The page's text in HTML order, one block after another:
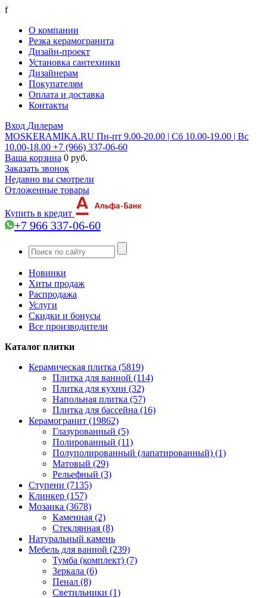
f
О компании
Резка керамогранита
Дизайн-проект
Установка сантехники
Дизайнерам
Покупателям
Оплата и доставка
Контакты
Вход Дилерам
MOSKERAMIKA.RU Пн-пт 9.00-20.00 | Сб 10.00-19.00 | Вс
10.00-18.00 +7 (966) 337-06-60
Ваша корзина 0 руб.
Заказать звонок
Недавно вы смотрели
Отложенные товары
Купить в кредит
+7 966 337-06-60
Новинки
Хиты продаж
Распродажа
Услуги
Скидки и бонусы
Все производители
Каталог плитки
Керамическая плитка (5819)
Плитка для ванной (114)
Плитка для кухни (32)
Напольная плитка (57)
Плитка для бассейна (16)
Керамогранит (19862)
Глазурованный (5)
Полированный (11)
Полуполированный (лапатированный) (1)
Матовый (29)
Рельефный (3)
Ступени (7135)
Клинкер (157)
Мозаика (3678)
Каменная (2)
Стеклянная (8)
Натуральный камень
Мебель для ванной (239)
Тумба (комплект) (7)
Зеркала (6)
Пенал (8)
Светильники (1)